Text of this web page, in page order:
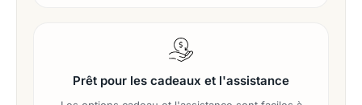
Prêt pour les cadeaux et l'assistance